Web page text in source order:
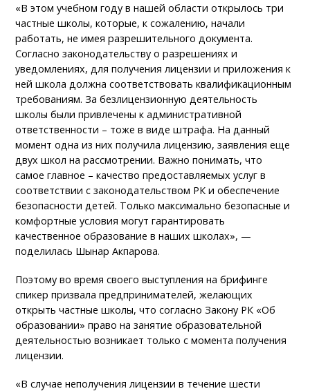
«В этом учебном году в нашей области открылось три
частные школы, которые, к сожалению, начали
работать, не имея разрешительного документа.
Согласно законодательству о разрешениях и
уведомлениях, для получения лицензии и приложения к
ней школа должна соответствовать квалификационным
требованиям. За безлицензионную деятельность
школы были привлечены к административной
ответственности – тоже в виде штрафа. На данный
момент одна из них получила лицензию, заявления еще
двух школ на рассмотрении. Важно понимать, что
самое главное – качество предоставляемых услуг в
соответствии с законодательством РК и обеспечение
безопасности детей. Только максимально безопасные и
комфортные условия могут гарантировать
качественное образование в наших школах», —
поделилась Шынар Акпарова.
Поэтому во время своего выступления на брифинге
спикер призвала предпринимателей, желающих
открыть частные школы, что согласно Закону РК «Об
образовании» право на занятие образовательной
деятельностью возникает только с момента получения
лицензии.
«В случае неполучения лицензии в течение шести